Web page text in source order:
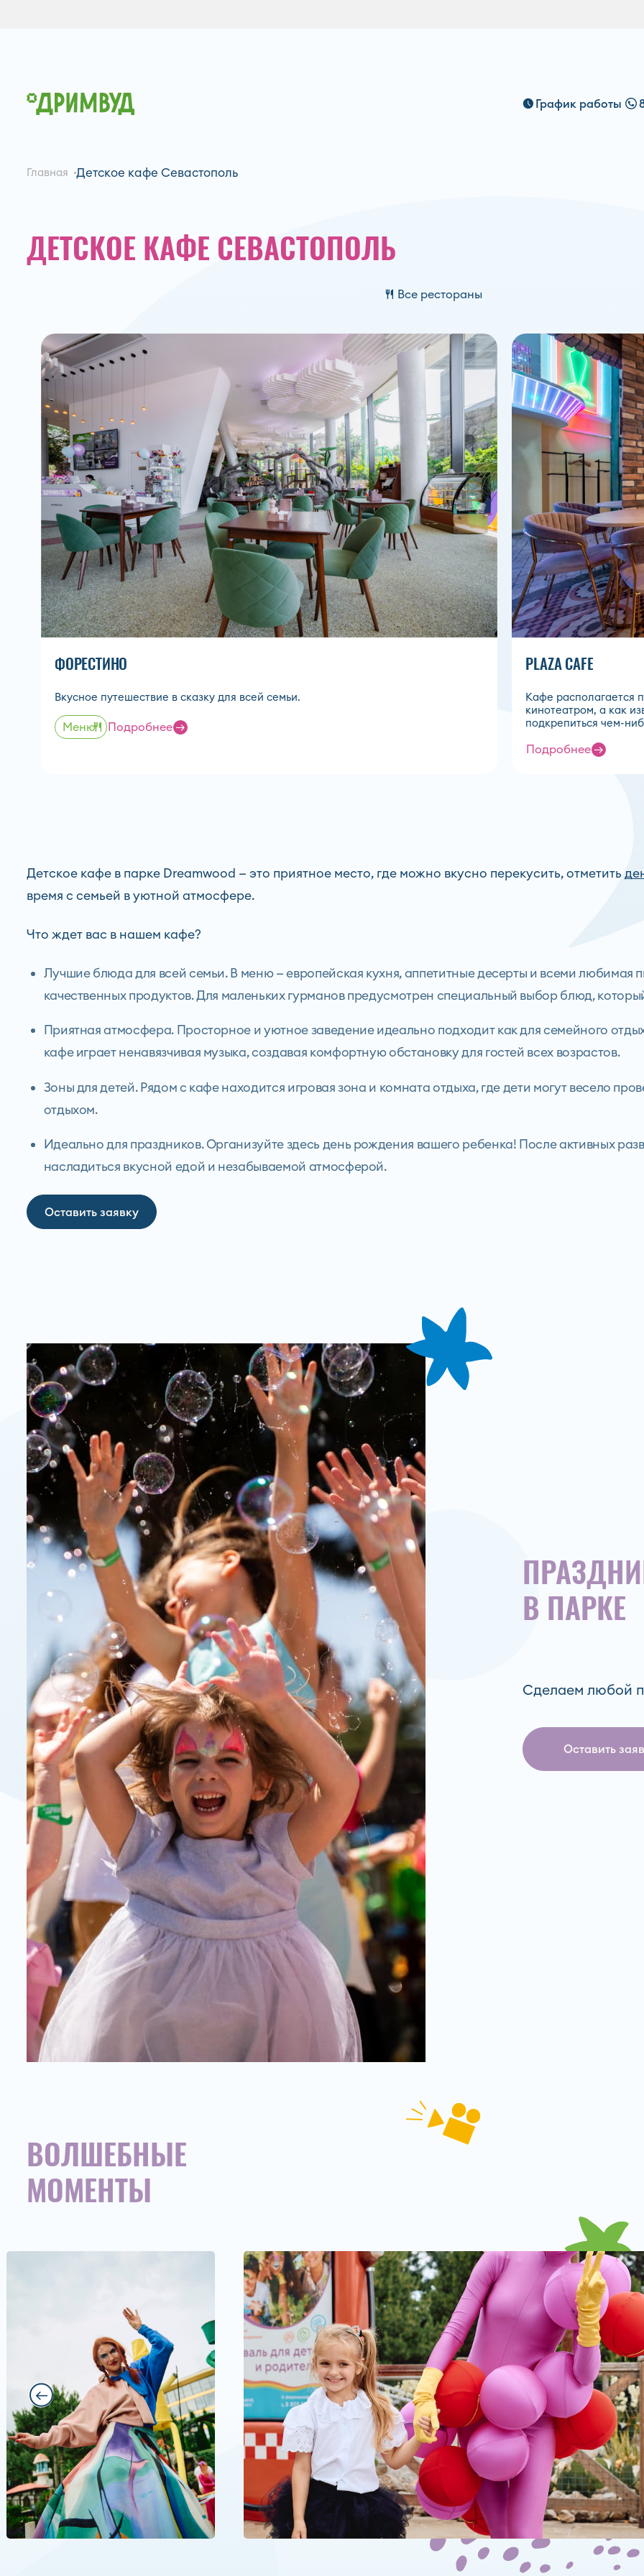
График работы
Главная Детское кафе Севастополь
ДЕТСКОЕ КАФЕ СЕВАСТОПОЛЬ
Все рестораны
ФОРЕСТИНО
Вкусное путешествие в сказку для всей семьи.
Меню Подробнее
PLAZA CAFE
Кафе располагается
кинотеатром, а как
подкрепиться чем-
Подробнее
Детское кафе в парке Dreamwood — это приятное место, где можно вкусно перекусить, отметить
время с семьей в уютной атмосфере.
Что ждет вас в нашем кафе?
Лучшие блюда для всей семьи. В меню — европейская кухня, аппетитные десерты и всеми любимая
качественных продуктов. Для маленьких гурманов предусмотрен специальный выбор блюд,
Приятная атмосфера. Просторное и уютное заведение идеально подходит как для семейного
кафе играет ненавязчивая музыка, создавая комфортную обстановку для гостей всех возрастов.
Зоны для детей. Рядом с кафе находится игровая зона и комната отдыха, где дети могут весело
отдыхом.
Идеально для праздников. Организуйте здесь день рождения вашего ребенка! После активных
насладиться вкусной едой и незабываемой атмосферой.
Оставить заявку
В ПАРКЕ
Сделаем любой
Оставить
ВОЛШЕБНЫЕ
МОМЕНТЫ
Ошибка заполнения
Ошибка заполнения
конфиденциальности